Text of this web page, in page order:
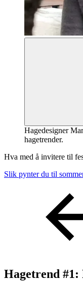
Hagedesigner
hagetrender.
Hva med å invitere til
Slik pynter du til
Hagetrend